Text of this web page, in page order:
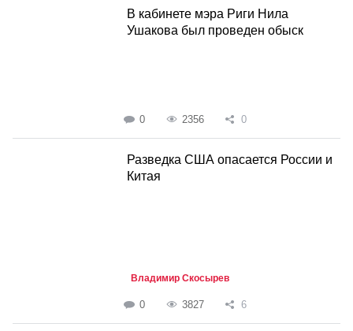
В кабинете мэра Риги Нила
Ушакова был проведен обыск
0 2356 0
Разведка США опасается России и
Китая
Владимир Скосырев
0 3827 6